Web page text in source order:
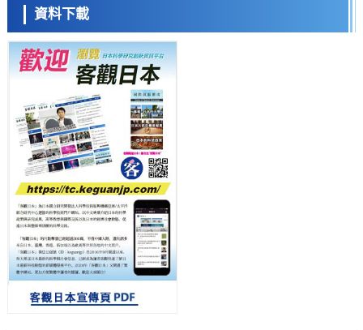
千葉大學鑑定出導致難治性疾病「肺高血壓症」惡化的蛋白質
「MYL9/12」，會引發血管結構惡化
科學研究
京都大學高效生成光的構成單元「光子」，可應用於量子電腦
科學研究
用數理模型詮釋慢性蕁麻疹的發病機理，藉助數學的力量實現個體化最
佳治療
科學研究
【JST事業成果】發現室溫下工作的交替磁體
科學研究
夜景也能清晰呈現在紙上——日本「鐵路攝影迷」教授研發新技術
科學研究
【JST事業成果】開發低成本與低功耗的新型AI處理器
政策
日本科研費增設國際共同研究強化新類別，促進青年研究人員赴海外開
展研究
經濟・社會
日本科學未來館 科學交
小岩井忠道 瀧川 進
資料下載